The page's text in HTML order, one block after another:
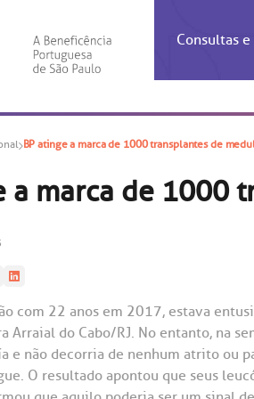
Consultas
SAC:
Check-
Doação
Ética e
Centro
Outras
BP atinge a marca de 1000 transplantes de
a marca de 1000
com 22 anos em 2017, estava
Arraial do Cabo/RJ. No entanto, na
e não decorria de nenhum atrito ou
O resultado apontou que seus